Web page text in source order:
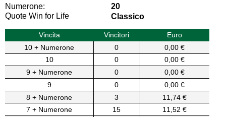
Numerone:
20
Quote Win for Life
Classico
Vincita Vincitori
Euro
10 + Numerone
0
0,00 €
10
0
0,00 €
9 + Numerone
0
0,00 €
9
0
0,00 €
8 + Numerone
3
11,74 €
7 + Numerone
15
11,52 €